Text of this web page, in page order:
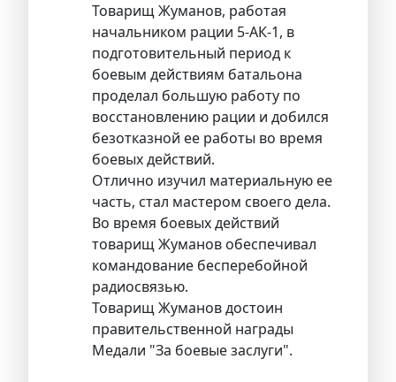
Товарищ Жуманов, работая
начальником рации 5-АК-1, в
подготовительный период к
боевым действиям батальона
проделал большую работу по
восстановлению рации и добился
безотказной ее работы во время
боевых действий.
Отлично изучил материальную ее
часть, стал мастером своего дела.
Во время боевых действий
товарищ Жуманов обеспечивал
командование бесперебойной
радиосвязью.
Товарищ Жуманов достоин
правительственной награды
Медали "За боевые заслуги".